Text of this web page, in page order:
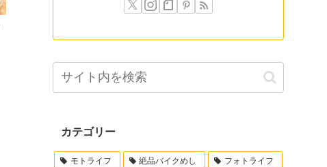
カテゴリー
モトライフ 絶品バイクめし フォトライフ